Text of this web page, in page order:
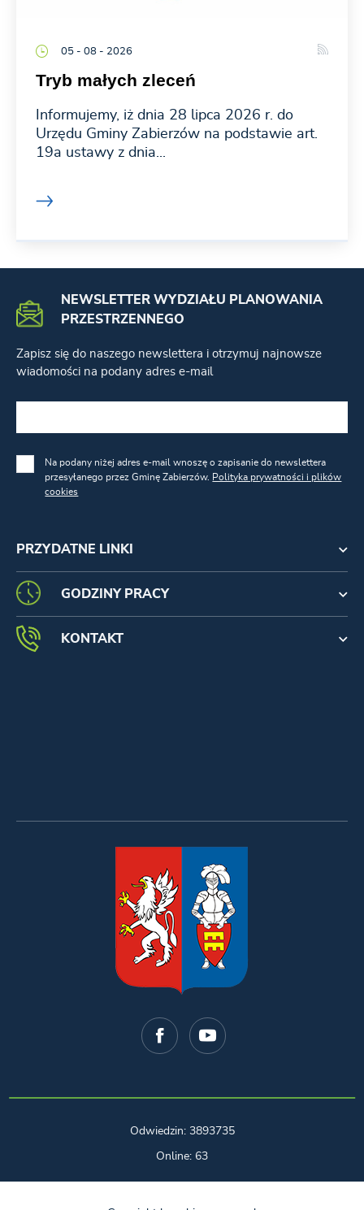
05 - 08 - 2026
Tryb małych zleceń
Informujemy, iż dnia 28 lipca 2026 r. do
Urzędu Gminy Zabierzów na podstawie art.
19a ustawy z dnia...
PRZYDATNE LINKI
NEWSLETTER WYDZIAŁU PLANOWANIA
PRZESTRZENNEGO
Zapisz się do naszego newslettera i otrzymuj najnowsze
wiadomości na podany adres e-mail
Na podany niżej adres e-mail wnoszę o zapisanie do newslettera
przesyłanego przez Gminę Zabierzów. Polityka prywatności i plików
cookies
GODZINY PRACY
KONTAKT
Odwiedzin: 3893735
Online: 63